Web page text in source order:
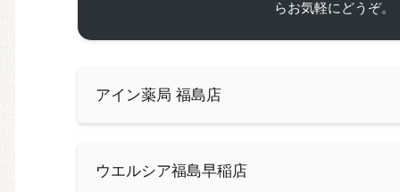
らお気軽にどうぞ。
アイン薬局 福島店
ウエルシア福島早稲店